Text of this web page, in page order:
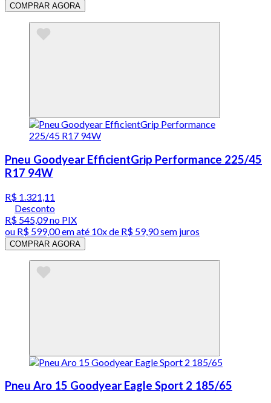
COMPRAR AGORA
Pneu Goodyear EfficientGrip Performance 225/45
R17 94W
R$ 1.321,11
Desconto
R$ 545,09no PIX
ou R$ 599,00em até 10x de R$ 59,90 sem juros
COMPRAR AGORA
Pneu Aro 15 Goodyear Eagle Sport 2 185/65